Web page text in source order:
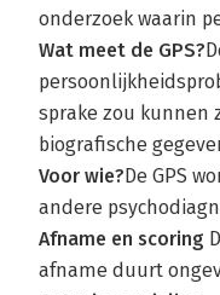
onderzoek waarin
Wat meet de GPS?
sprake zou kunnen
biografische
Voor wie?De GPS
andere
Afname en scoring
afname duurt